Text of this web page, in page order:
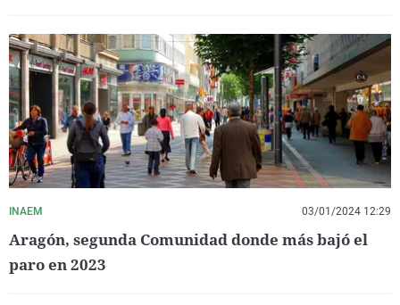
INAEM 03/01/2024 12:29
Aragón, segunda Comunidad donde más bajó el
paro en 2023